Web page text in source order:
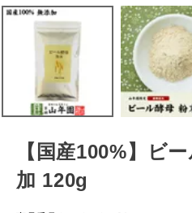
【国産100%】ビ
加 120g